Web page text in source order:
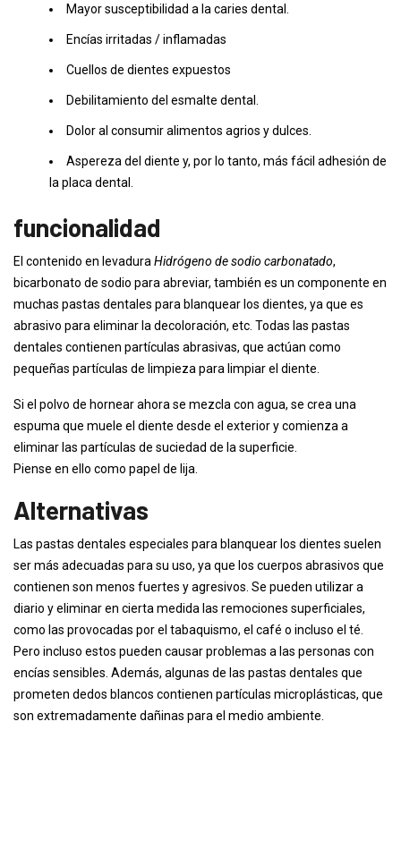
Mayor susceptibilidad a la caries dental.
Encías irritadas / inflamadas
Cuellos de dientes expuestos
Debilitamiento del esmalte dental.
Dolor al consumir alimentos agrios y dulces.
Aspereza del diente y, por lo tanto, más fácil adhesión de
la placa dental.
funcionalidad
El contenido en levadura Hidrógeno de sodio carbonatado,
bicarbonato de sodio para abreviar, también es un componente en
muchas pastas dentales para blanquear los dientes, ya que es
abrasivo para eliminar la decoloración, etc. Todas las pastas
dentales contienen partículas abrasivas, que actúan como
pequeñas partículas de limpieza para limpiar el diente.
Si el polvo de hornear ahora se mezcla con agua, se crea una
espuma que muele el diente desde el exterior y comienza a
eliminar las partículas de suciedad de la superficie.
Piense en ello como papel de lija.
Alternativas
Las pastas dentales especiales para blanquear los dientes suelen
ser más adecuadas para su uso, ya que los cuerpos abrasivos que
contienen son menos fuertes y agresivos. Se pueden utilizar a
diario y eliminar en cierta medida las remociones superficiales,
como las provocadas por el tabaquismo, el café o incluso el té.
Pero incluso estos pueden causar problemas a las personas con
encías sensibles. Además, algunas de las pastas dentales que
prometen dedos blancos contienen partículas microplásticas, que
son extremadamente dañinas para el medio ambiente.